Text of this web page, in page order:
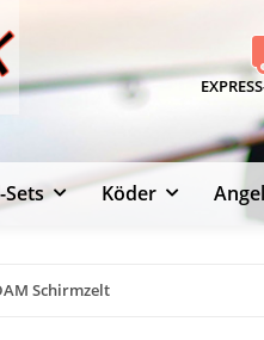
Sets Köder
Schirmzelt